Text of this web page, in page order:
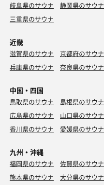
岐阜県のサウナ 静岡県のサウナ
三重県のサウナ
近畿
滋賀県のサウナ 京都府のサウナ
兵庫県のサウナ
奈良県のサウナ
中国・四国
鳥取県のサウナ 島根県のサウナ
広島県のサウナ
山口県のサウナ
香川県のサウナ
愛媛県のサウナ
九州・沖縄
福岡県のサウナ 佐賀県のサウナ
熊本県のサウナ
大分県のサウナ